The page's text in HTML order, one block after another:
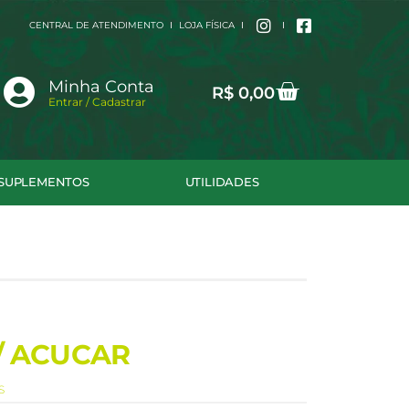
CENTRAL DE ATENDIMENTO LOJA FÍSICA
Minha Conta
Entrar / Cadastrar R$ 0,00Cart
UTILIDADES